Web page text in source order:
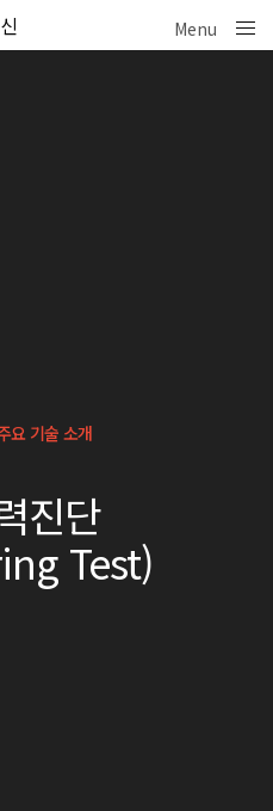
Menu
Close
요 기술 소개
진단
Test)